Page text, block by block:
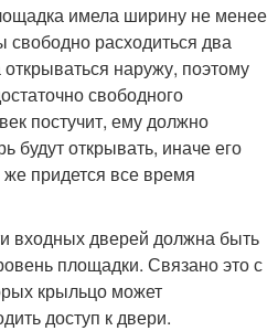
имела ширину не менее
расходиться два
наружу, поэтому
свободного
постучит, ему должно
будут открывать, иначе его
придется все время
входных дверей должна быть
площадки. Связано это с
крыльцо может
доступ к двери.